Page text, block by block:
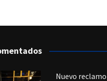
Nuevo